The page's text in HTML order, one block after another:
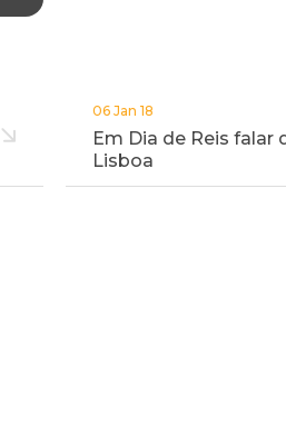
06 Jan 18
Em Dia de Reis falar
Lisboa